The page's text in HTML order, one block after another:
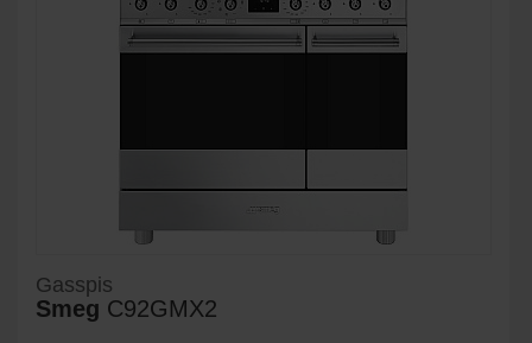
Gasspis
Smeg C92GMX2